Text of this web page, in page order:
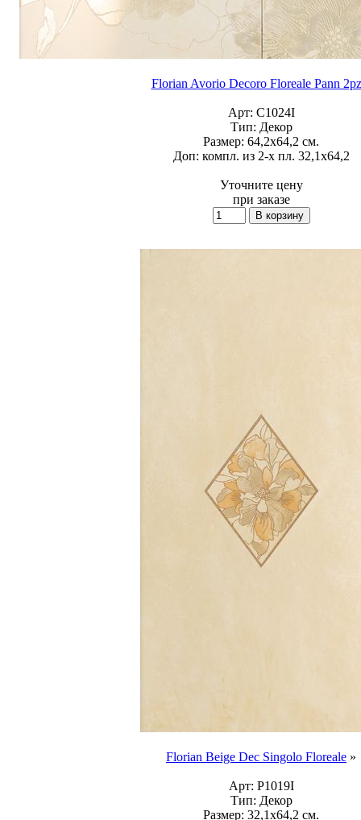
Florian Avorio Decoro Floreale Pann 2pz
Арт: C1024I
Тип: Декор
Размер: 64,2x64,2 см.
Доп: компл. из 2-х пл. 32,1x64,2
Уточните цену
при заказе
Florian Beige Dec Singolo Floreale »
Арт: P1019I
Тип: Декор
Размер: 32,1x64,2 см.